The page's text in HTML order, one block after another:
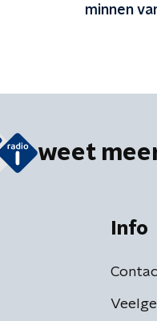
minnen
weet
Info